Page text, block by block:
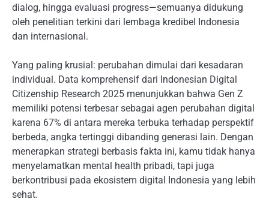
dialog, hingga evaluasi progress—semuanya didukung
oleh penelitian terkini dari lembaga kredibel Indonesia
dan internasional.
Yang paling krusial: perubahan dimulai dari kesadaran
individual. Data komprehensif dari Indonesian Digital
Citizenship Research 2025 menunjukkan bahwa Gen Z
memiliki potensi terbesar sebagai agen perubahan digital
karena 67% di antara mereka terbuka terhadap perspektif
berbeda, angka tertinggi dibanding generasi lain. Dengan
menerapkan strategi berbasis fakta ini, kamu tidak hanya
menyelamatkan mental health pribadi, tapi juga
berkontribusi pada ekosistem digital Indonesia yang lebih
sehat.